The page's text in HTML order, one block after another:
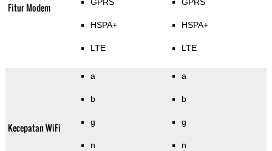
Fitur Modem
HSPA+
LTE
HSPA+
LTE
Kecepatan WiFi
a
b
g
n
a
b
g
n